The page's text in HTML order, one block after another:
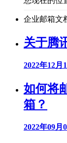
企业邮箱文
关于腾
2022年12月
如何将
箱？
2022年09月